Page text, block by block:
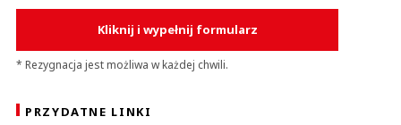
Kliknij i wypełnij formularz
* Rezygnacja jest możliwa w każdej chwili.
PRZYDATNE LINKI